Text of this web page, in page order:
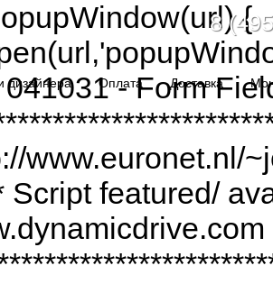
{
- Form
www.euronet.nl/
Script featured/
8
дизайнера Оплата Доставка